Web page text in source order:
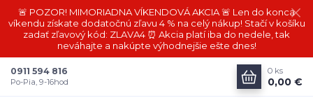
🚨 POZOR! MIMORIADNA VÍKENDOVÁ AKCIA 🚨 Len do konca
víkendu získate dodatočnú zľavu 4 % na celý nákup! Stačí v košíku
zadať zľavový kód: ZLAVA4 ⏰ Akcia platí iba do nedele, tak
neváhajte a nakúpte výhodnejšie ešte dnes!
0911 594 816
Po-Pia, 9-16hod
0 ks
0,00 €